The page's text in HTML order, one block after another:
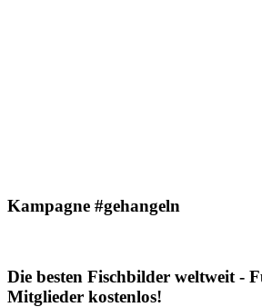
Kampagne #gehangeln
Die besten Fischbilder weltweit -
Mitglieder kostenlos!